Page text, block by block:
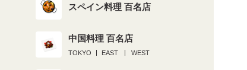
スペイン料理 百名店
中国料理 百名店
TOKYO EAST WEST